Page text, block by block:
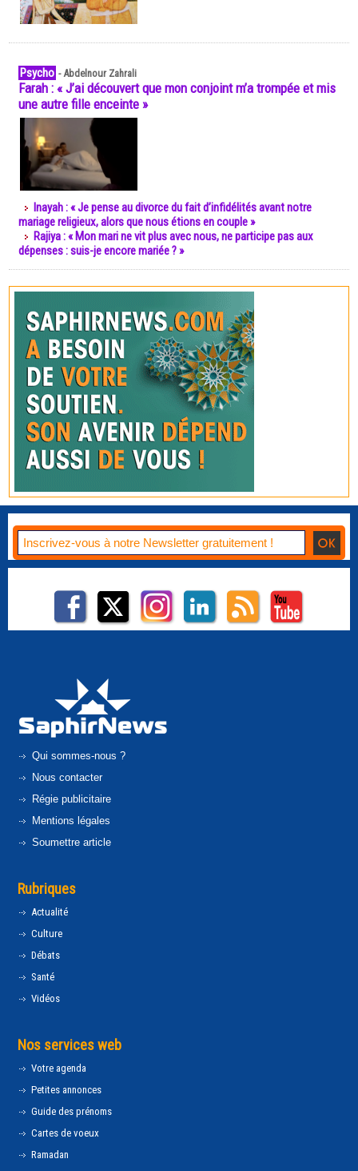
Psycho -Abdelnour Zahrali
Farah : « J’ai découvert que mon conjoint m’a trompée et mis
une autre fille enceinte »
Inayah : « Je pense au divorce du fait d’infidélités avant notre
mariage religieux, alors que nous étions en couple »
Rajiya : « Mon mari ne vit plus avec nous, ne participe pas aux
dépenses : suis-je encore mariée ? »
Qui sommes-nous ?
Nous contacter
Régie publicitaire
Mentions légales
Soumettre article
Rubriques
Actualité
Culture
Débats
Santé
Vidéos
Nos services web
Votre agenda
Petites annonces
Guide des prénoms
Cartes de voeux
Ramadan